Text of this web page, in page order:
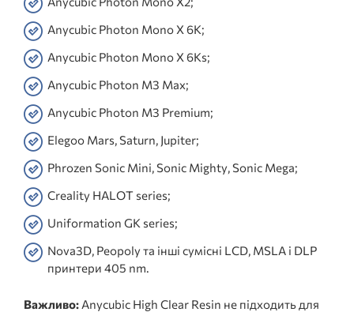
Anycubic Photon Mono X 6K;
Anycubic Photon Mono X 6Ks;
Anycubic Photon M3 Max;
Anycubic Photon M3 Premium;
Elegoo Mars, Saturn, Jupiter;
Phrozen Sonic Mini, Sonic Mighty, Sonic Mega;
Creality HALOT series;
Uniformation GK series;
Nova3D, Peopoly та інші сумісні LCD, MSLA і DLP
принтери 405 nm.
Важливо: Anycubic High Clear Resin не підходить для